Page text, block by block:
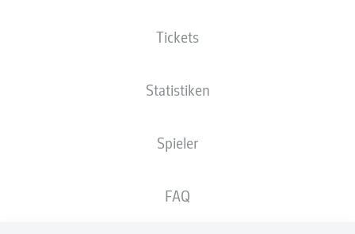
Tickets
Statistiken
Spieler
FAQ
BWT-Stadion am Hardtwald
F. Badstübner